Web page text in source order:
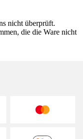
nicht überprüft.
die die Ware nicht